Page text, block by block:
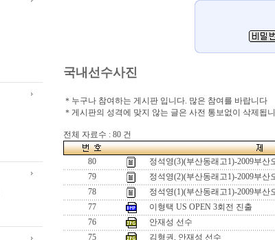
국내선수사진
＊누구나 참여하는 게시판 입니다. 많은 참여를 바랍니다
＊게시판의 성격에 맞지 않는 글은 사전 통보없이 삭제됩
전체 자료수 : 80 건
80 정석영(3)(부산동래고1)-2009부산
79
정석영(2)(부산동래고1)-2009부산
78
정석영(1)(부산동래고1)-2009부산
77
이형택 US OPEN 3회전 진출
76
안재성 선수
75
김형권, 안재성 선수